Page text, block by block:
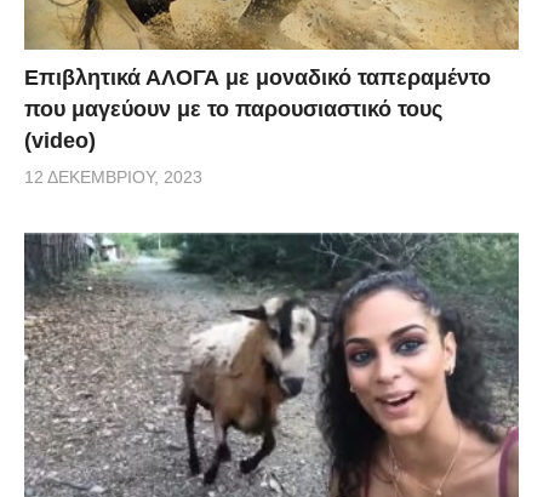
Επιβλητικά ΑΛΟΓΑ με μοναδικό ταπεραμέντο
που μαγεύουν με το παρουσιαστικό τους
(video)
12 ΔΕΚΕΜΒΡΊΟΥ, 2023